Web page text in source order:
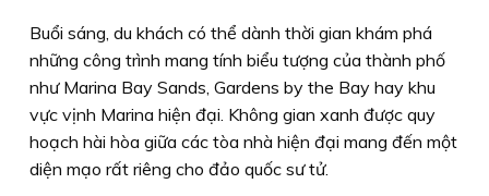
Buổi sáng, du khách có thể dành thời gian khám phá
những công trình mang tính biểu tượng của thành phố
như Marina Bay Sands, Gardens by the Bay hay khu
vực vịnh Marina hiện đại. Không gian xanh được quy
hoạch hài hòa giữa các tòa nhà hiện đại mang đến một
diện mạo rất riêng cho đảo quốc sư tử.